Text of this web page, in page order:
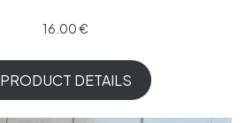
16.00€
PRODUCT DETAILS